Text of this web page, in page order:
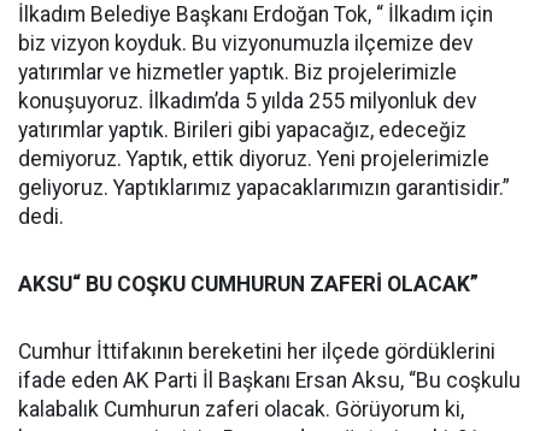
İlkadım Belediye Başkanı Erdoğan Tok, “ İlkadım için
biz vizyon koyduk. Bu vizyonumuzla ilçemize dev
yatırımlar ve hizmetler yaptık. Biz projelerimizle
konuşuyoruz. İlkadım’da 5 yılda 255 milyonluk dev
yatırımlar yaptık. Birileri gibi yapacağız, edeceğiz
demiyoruz. Yaptık, ettik diyoruz. Yeni projelerimizle
geliyoruz. Yaptıklarımız yapacaklarımızın garantisidir.”
dedi.
AKSU“ BU COŞKU CUMHURUN ZAFERİ OLACAK”
Cumhur İttifakının bereketini her ilçede gördüklerini
ifade eden AK Parti İl Başkanı Ersan Aksu, “Bu coşkulu
kalabalık Cumhurun zaferi olacak. Görüyorum ki,